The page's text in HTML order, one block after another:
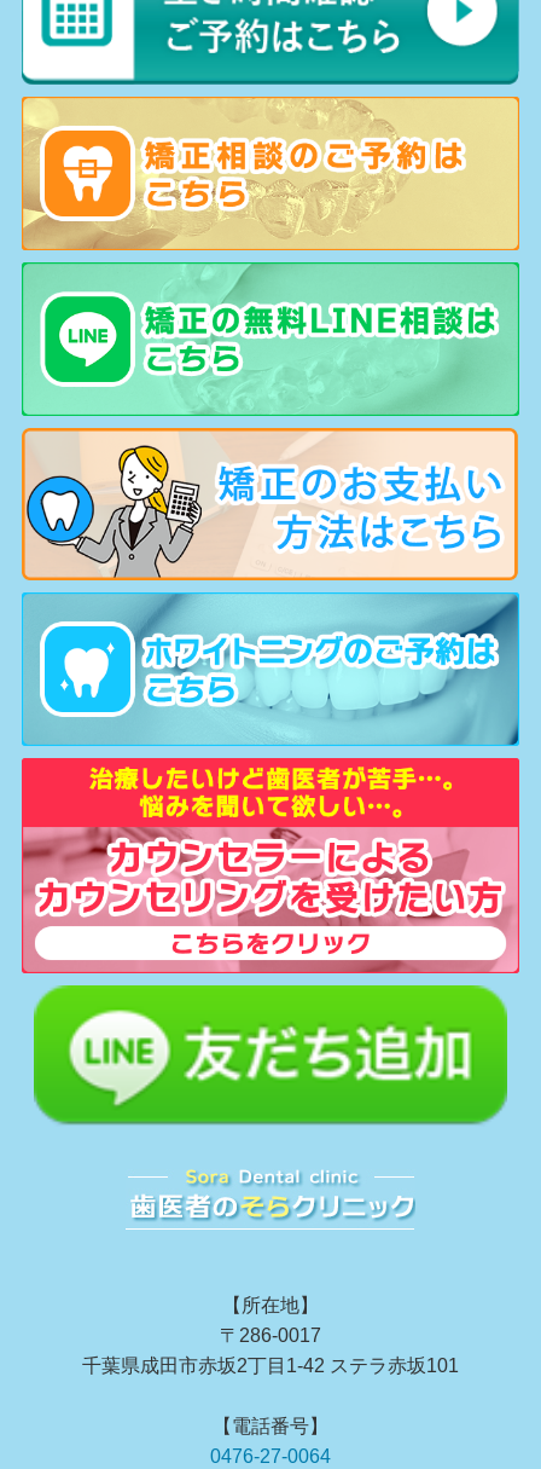
【所在地】
〒286-0017
千葉県成田市赤坂2丁目1-42 ステラ赤坂101
【電話番号】
0476-27-0064